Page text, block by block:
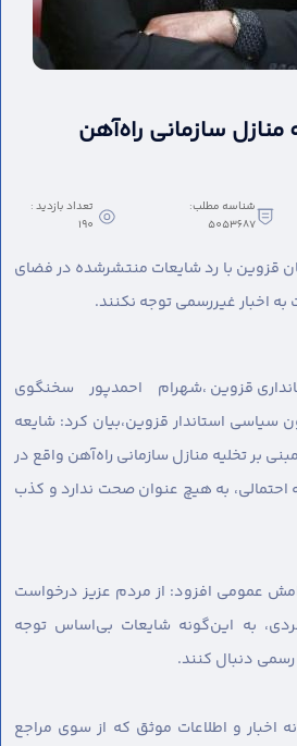
سازمانی راه‌آهن
شناسه مطلب:
5053687
تعداد بازدید :
190
قزوین با رد شایعات منتشرشده در فضای
اخبار غیررسمی توجه نکنند.
قزوین ،شهرام احمدپور سخنگوی
سیاسی استاندار قزوین،بیان کرد: شایعه
بر تخلیه منازل سازمانی راه‌آهن واقع در
احتمالی، به هیچ عنوان صحت ندارد و کذب
عمومی افزود: از مردم عزیز درخواست
به این‌گونه شایعات بی‌اساس توجه
رسمی دنبال کنند.
اخبار و اطلاعات موثق که از سوی مراجع